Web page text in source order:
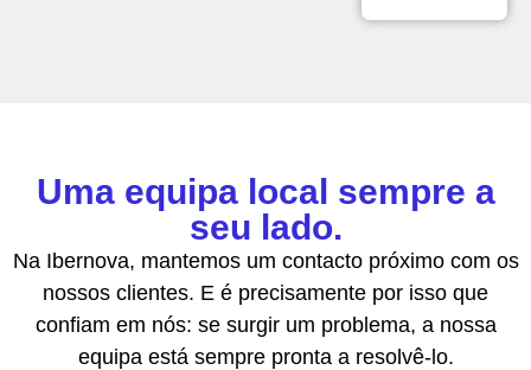
Uma equipa local sempre a
seu lado.
Na Ibernova, mantemos um contacto próximo com os
nossos clientes. E é precisamente por isso que
confiam em nós: se surgir um problema, a nossa
equipa está sempre pronta a resolvê-lo.